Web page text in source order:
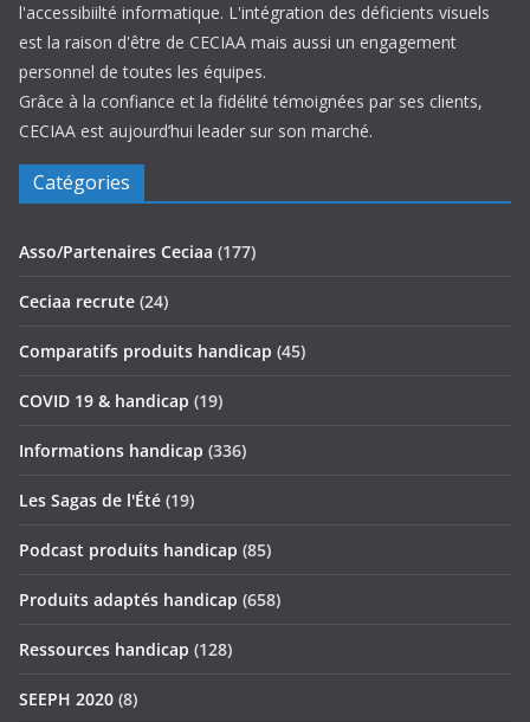
l'accessibiilté informatique. L'intégration des déficients visuels
est la raison d'être de CECIAA mais aussi un engagement
personnel de toutes les équipes.
Grâce à la confiance et la fidélité témoignées par ses clients,
CECIAA est aujourd’hui leader sur son marché.
Catégories
Asso/Partenaires Ceciaa (177)
Ceciaa recrute (24)
Comparatifs produits handicap (45)
COVID 19 & handicap (19)
Informations handicap (336)
Les Sagas de l'Été (19)
Podcast produits handicap (85)
Produits adaptés handicap (658)
Ressources handicap (128)
SEEPH 2020 (8)